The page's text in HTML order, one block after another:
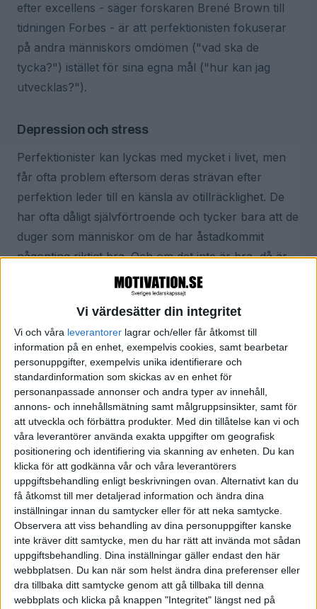
Vi värdesätter din integritet
Vi och våra leverantorer lagrar och/eller får åtkomst till
information på en enhet, exempelvis cookies, samt bearbetar
personuppgifter, exempelvis unika identifierare och
standardinformation som skickas av en enhet för
personanpassade annonser och andra typer av innehåll,
annons- och innehållsmätning samt målgruppsinsikter, samt för
att utveckla och förbättra produkter. Med din tillåtelse kan vi och
våra leverantörer använda exakta uppgifter om geografisk
positionering och identifiering via skanning av enheten. Du kan
klicka för att godkänna vår och våra leverantörers
uppgiftsbehandling enligt beskrivningen ovan. Alternativt kan du
få åtkomst till mer detaljerad information och ändra dina
inställningar innan du samtycker eller för att neka samtycke.
Observera att viss behandling av dina personuppgifter kanske
inte kräver ditt samtycke, men du har rätt att invända mot sådan
uppgiftsbehandling. Dina inställningar gäller endast den här
webbplatsen. Du kan när som helst ändra dina preferenser eller
dra tillbaka ditt samtycke genom att gå tillbaka till denna
webbplats och klicka på knappen "Integritet" längst ned på
efter excellens - säger forskaren Brené Brown till
tidningen Forbes - är att perfektionisten fokuserar
på andra människors omdömen ("vad ska de
tycka?") istället för sina egna mål ("hur kan jag
utvecklas?").
Depression och stress
Perfektionister kan lyckas med mycket i livet, men
får ofta problem eftersom deras strävan efter
perfektion leder till en känsla av otillräcklighet. De
har ofta dåligt självförtroende och tycker bara att de
duger som människor om de har åstadkommit
någonting riktigt bra. Och om det inte är bra, då är
det uselt - allting är antingen svart eller vitt.
Enligt forskningen kan perfektionism orsaka en lång
rad fysiska och psykiska hälsoproblem, exempelvis
stress, depression, ångest och ätstörningar.
De flesta perfektionister strävar efter karriärmässig
framgång, men deras perfektionism har ofta motsatt
effekt - bland annat genom att den leder till lägre
produktivitet. Perfektionister lägger ofta alldeles för
mycket tid och energi på detaljer, och deras rädsla
för att misslyckas leder lätt till prokrastinering (de
väntar på det "perfekta" tillfället att ta tag i arbetet
för att kunna göra det så "perfekt" som möjligt).
Strävan efter att göra allting perfekt och att vinna
allas gillande leder i förlängningen till stress och
utbrändhet.